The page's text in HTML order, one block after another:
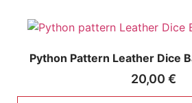
Python Pattern Leather Dice
20,00 €